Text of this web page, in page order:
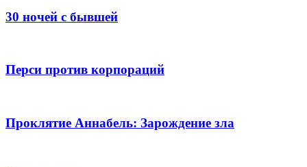
30 ночей с бывшей
Перси против корпораций
Проклятие Аннабель: Зарождение зла